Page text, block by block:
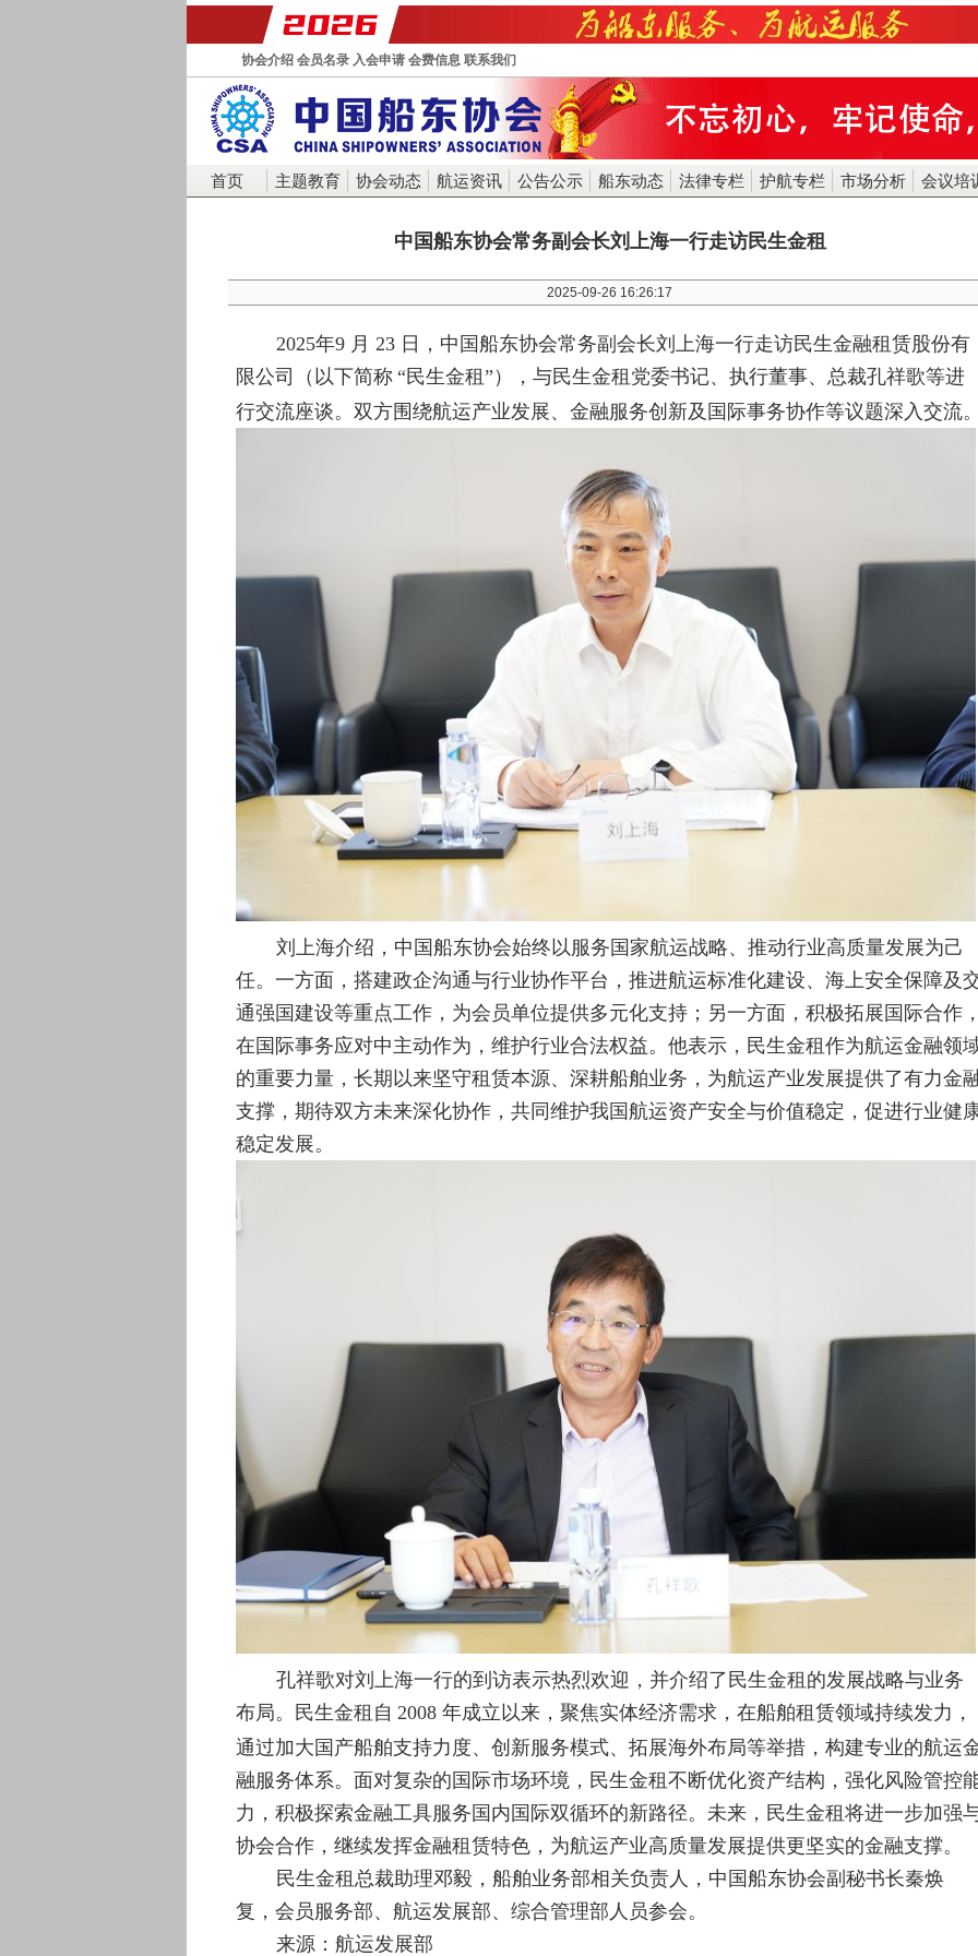
协会介绍 会员名录 入会申请 会费信息 联系我们
首页 主题教育 协会动态 航运资讯 公告公示 船东动态 法律专栏 护航专栏 市场分析 会议培训
中国船东协会常务副会长刘上海一行走访民生金租
2025-09-26 16:26:17
2025年9 月 23 日，中国船东协会常务副会长刘上海一行走访民生金融租赁股份有
限公司（以下简称 “民生金租”）， 与民生金租党委书记、执行董事、总裁孔祥歌等进
行交流座谈。双方围绕航运产业发展、金融服务创新及国际事务协作等议题深入交流。
刘上海介绍，中国船东协会始终以服务国家航运战略、推动行业高质量发展为己
任。一方面，搭建政企沟通与行业协作平台，推进航运标准化建设、海上安全保障及
通强国建设等重点工作，为会员单位提供多元化支持；另一方面，积极拓展国际合作，
在国际事务应对中主动作为，维护行业合法权益。他表示，民生金租作为航运金融领
的重要力量，长期以来坚守租赁本源、深耕船舶业务，为航运产业发展提供了有力金
支撑，期待双方未来深化协作，共同维护我国航运资产安全与价值稳定，促进行业健
稳定发展。
孔祥歌对刘上海一行的到访表示热烈欢迎，并介绍了民生金租的发展战略与业务
布局。民生金租自 2008 年成立以来，聚焦实体经济需求，在船舶租赁领域持续发力，
通过加大国产船舶支持力度、创新服务模式、拓展海外布局等举措，构建专业的航运
融服务体系。面对复杂的国际市场环境，民生金租不断优化资产结构，强化风险管控
力，积极探索金融工具服务国内国际双循环的新路径。未来，民生金租 将进一步加强
协会合作，继续发挥金融租赁特色，为航运产业高质量发展提供更坚实的金融支撑。
民生金租总裁助理邓毅，船舶业务部相关负责人，中国船东协会副秘书长秦焕
复，会员服务部、航运发展部、综合管理部人员参会。
来源：航运发展部